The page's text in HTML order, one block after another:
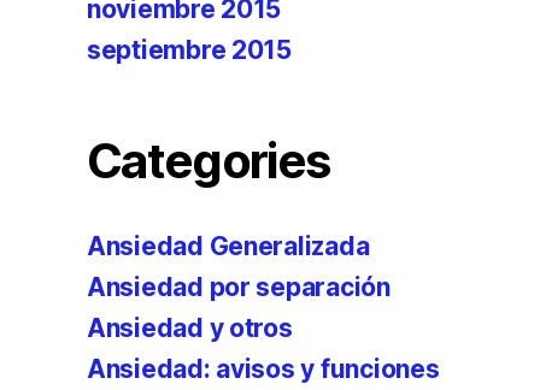
noviembre 2015
septiembre 2015
Categories
Ansiedad Generalizada
Ansiedad por separación
Ansiedad y otros
Ansiedad: avisos y funciones